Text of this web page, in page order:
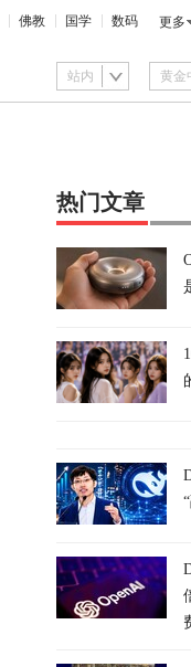
佛教 国学 数码 更多
站内
热门文章